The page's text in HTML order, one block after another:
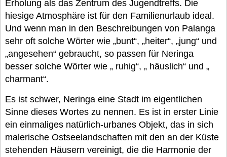
Erholung als das Zentrum des Jugendtreffs. Die
hiesige Atmosphäre ist für den Familienurlaub ideal.
Und wenn man in den Beschreibungen von Palanga
sehr oft solche Wörter wie „bunt“, „heiter“, „jung“ und
„angesehen“ gebraucht, so passen für Neringa
besser solche Wörter wie „ ruhig“, „ häuslich“ und „
charmant“.
Es ist schwer, Neringa eine Stadt im eigentlichen
Sinne dieses Wortes zu nennen. Es ist in erster Linie
ein einmaliges natürlich-urbanes Objekt, das in sich
malerische Ostseelandschaften mit den an der Küste
stehenden Häusern vereinigt, die die Harmonie der